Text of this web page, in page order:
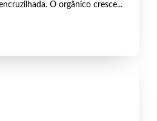
O orgânico cresce...